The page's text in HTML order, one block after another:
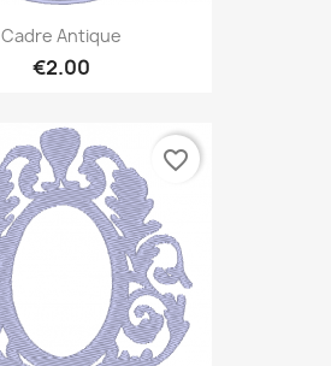
Cadre Antique
€2.00
favorite_border